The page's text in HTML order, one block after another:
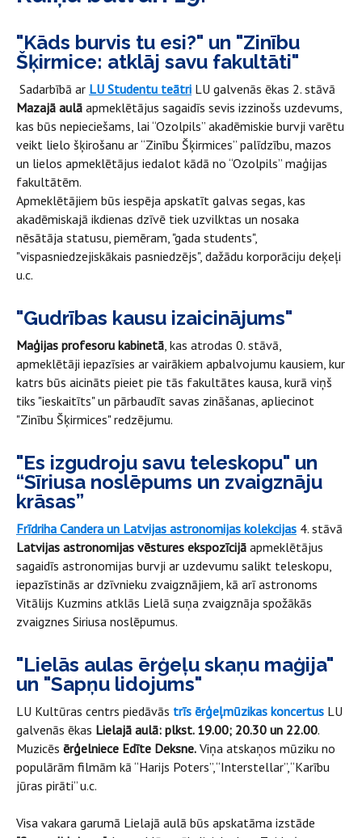
"Kāds burvis tu esi?" un "Zinību
Šķirmice: atklāj savu fakultāti"
Sadarbībā ar LU Studentu teātri LU galvenās ēkas 2. stāvā
Mazajā aulā apmeklētājus sagaidīs sevis izzinošs uzdevums,
kas būs nepieciešams, lai “Ozolpils” akadēmiskie burvji varētu
veikt lielo šķirošanu ar “Zinību Šķirmices” palīdzību, mazos
un lielos apmeklētājus iedalot kādā no “Ozolpils” maģijas
fakultātēm.
Apmeklētājiem būs iespēja apskatīt galvas segas, kas
akadēmiskajā ikdienas dzīvē tiek uzvilktas un nosaka
nēsātāja statusu, piemēram, "gada students",
"vispasniedzejiskākais pasniedzējs", dažādu korporāciju deķeļi
u.c.
"Gudrības kausu izaicinājums"
Maģijas profesoru kabinetā , kas atrodas 0. stāvā,
apmeklētāji iepazīsies ar vairākiem apbalvojumu kausiem, kur
katrs būs aicināts pieiet pie tās fakultātes kausa, kurā viņš
tiks "ieskaitīts" un pārbaudīt savas zināšanas, apliecinot
"Zinību Šķirmices" redzējumu.
"Es izgudroju savu teleskopu" un
“Sīriusa noslēpums un zvaigznāju
krāsas”
Frīdriha Candera un Latvijas astronomijas kolekcijas 4. stāvā
Latvijas astronomijas vēstures ekspozīcijā apmeklētājus
sagaidīs astronomijas burvji ar uzdevumu salikt teleskopu,
iepazīstinās ar dzīvnieku zvaigznājiem, kā arī astronoms
Vitālijs Kuzmins atklās Lielā suņa zvaigznāja spožākās
zvaigznes Siriusa noslēpumus.
"Lielās aulas ērģeļu skaņu maģija"
un "Sapņu lidojums"
LU Kultūras centrs piedāvās trīs ērģeļmūzikas koncertus LU
galvenās ēkas Lielajā aulā: plkst. 19.00; 20.30 un 22.00.
Muzicēs ērģelniece Edīte Deksne. Viņa atskaņos mūziku no
populārām filmām kā “Harijs Poters”, “Interstellar”, “Karību
jūras pirāti”u.c.
Visa vakara garumā Lielajā aulā būs apskatāma izstāde